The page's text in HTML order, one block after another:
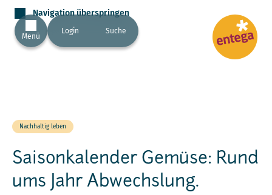
Navigation überspringen
Menü
Login Suche
Nachhaltig leben
Saisonkalender Gemüse: Rund
ums Jahr Abwechslung.